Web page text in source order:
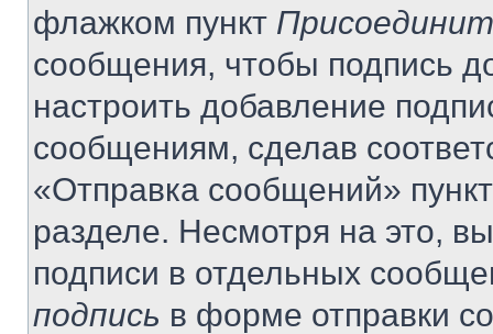
флажком пункт
сообщения, чтобы подпись
настроить добавление
сообщениям, сделав
«Отправка сообщений»
разделе. Несмотря на это,
подписи в отдельных
подпись в форме отправки